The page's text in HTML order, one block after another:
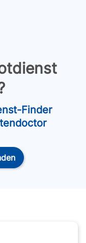
Finder